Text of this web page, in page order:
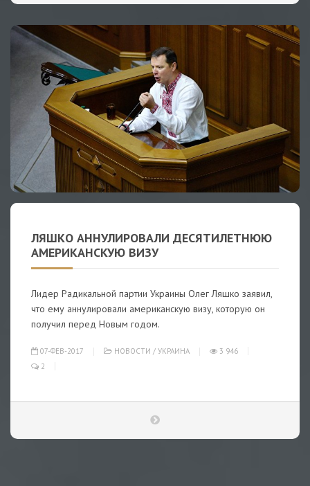
ЛЯШКО АННУЛИРОВАЛИ ДЕСЯТИЛЕТНЮЮ
АМЕРИКАНСКУЮ ВИЗУ
Лидер Радикальной партии Украины Олег Ляшко заявил,
что ему аннулировали американскую визу, которую он
получил перед Новым годом.
07-ФЕВ-2017 НОВОСТИ / УКРАИНА
3 946
2